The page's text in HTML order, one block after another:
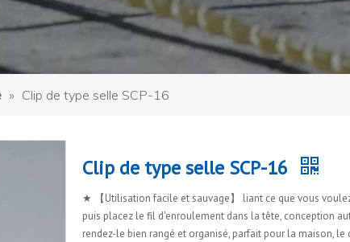
» Clip de type selle SCP-16
Clip de type selle SCP-16
★ 【Utilisation facile et sauvage】 liant ce que vous
puis placez le fil d'enroulement dans la tête, conception
rendez-le bien rangé et organisé, parfait pour la maison, le